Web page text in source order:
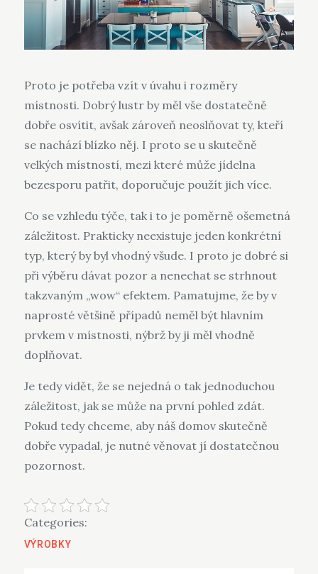
Proto je potřeba vzít v úvahu i rozměry
místnosti. Dobrý lustr by měl vše dostatečně
dobře osvítit, avšak zároveň neoslňovat ty, kteří
se nachází blízko něj. I proto se u skutečně
velkých místností, mezi které může jídelna
bezesporu patřit, doporučuje použít jich více.
Co se vzhledu týče, tak i to je poměrně ošemetná
záležitost. Prakticky neexistuje jeden konkrétní
typ, který by byl vhodný všude. I proto je dobré si
při výběru dávat pozor a nenechat se strhnout
takzvaným „wow“ efektem. Pamatujme, že by v
naprosté většině případů neměl být hlavním
prvkem v místnosti, nýbrž by ji měl vhodně
doplňovat.
Je tedy vidět, že se nejedná o tak jednoduchou
záležitost, jak se může na první pohled zdát.
Pokud tedy chceme, aby náš domov skutečně
dobře vypadal, je nutné věnovat jí dostatečnou
pozornost.
Categories:
VÝROBKY